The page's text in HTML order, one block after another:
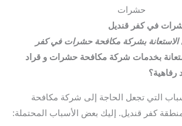
حشرات
في كفر قنديل
الاستعانة بشركة مكافحة حشرات في كفر
بخدمات شركة مكافحة حشرات و قراد
التي تجعل الحاجة إلى شركة مكافحة
كفر قنديل. إليك بعض الأسباب المحتملة: